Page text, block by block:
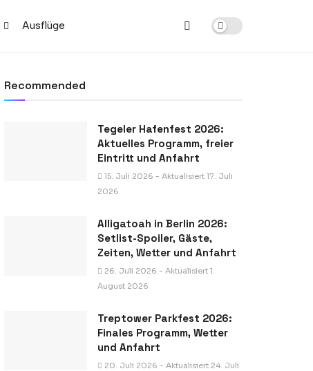
Ausflüge
Recommended
Tegeler Hafenfest 2026:
Aktuelles Programm, freier
Eintritt und Anfahrt
15. Juli 2026 - Aktualisiert 17. Juli
2026
Alligatoah in Berlin 2026:
Setlist-Spoiler, Gäste,
Zeiten, Wetter und Anfahrt
26. Juli 2026 - Aktualisiert 1.
August 2026
Treptower Parkfest 2026:
Finales Programm, Wetter
und Anfahrt
20. Juli 2026 - Aktualisiert 24. Juli